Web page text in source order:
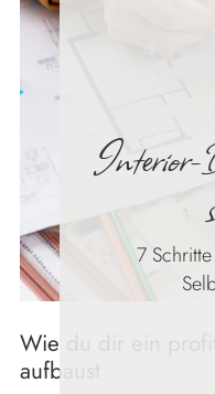
Interior-
7
Wie du dir ein
aufbaust